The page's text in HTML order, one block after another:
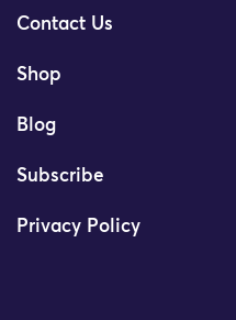
Contact Us
Shop
Blog
Subscribe
Privacy Policy